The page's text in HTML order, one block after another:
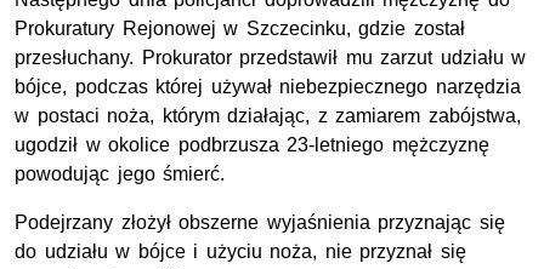
Prokuratury Rejonowej w Szczecinku, gdzie został
przesłuchany. Prokurator przedstawił mu zarzut udziału w
bójce, podczas której używał niebezpiecznego narzędzia
w postaci noża, którym działając, z zamiarem zabójstwa,
ugodził w okolice podbrzusza 23-letniego mężczyznę
powodując jego śmierć.
Podejrzany złożył obszerne wyjaśnienia przyznając się
do udziału w bójce i użyciu noża, nie przyznał się